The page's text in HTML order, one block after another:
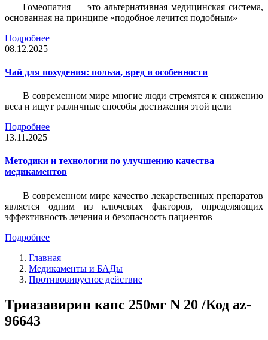
Гомеопатия — это альтернативная медицинская система,
основанная на принципе «подобное лечится подобным»
Подробнее
08.12.2025
Чай для похудения: польза, вред и особенности
В современном мире многие люди стремятся к снижению
веса и ищут различные способы достижения этой цели
Подробнее
13.11.2025
Методики и технологии по улучшению качества
медикаментов
В современном мире качество лекарственных препаратов
является одним из ключевых факторов, определяющих
эффективность лечения и безопасность пациентов
Подробнее
Главная
Медикаменты и БАДы
Противовирусное действие
Триазавирин капс 250мг N 20 /Код az-
96643